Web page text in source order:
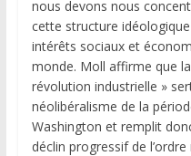
nous devons nous
cette structure
intérêts sociaux et
monde. Moll affirme que
révolution industrielle »
néolibéralisme de la
Washington et remplit
déclin progressif de